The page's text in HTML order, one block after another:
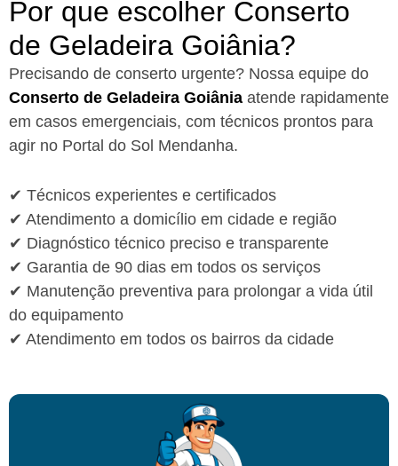
Por que escolher Conserto
de Geladeira Goiânia?​
Precisando de conserto urgente? Nossa equipe do
Conserto de Geladeira Goiânia atende rapidamente
em casos emergenciais, com técnicos prontos para
agir no Portal do Sol Mendanha.
✔ Técnicos experientes e certificados
✔ Atendimento a domicílio em cidade e região
✔ Diagnóstico técnico preciso e transparente
✔ Garantia de 90 dias em todos os serviços
✔ Manutenção preventiva para prolongar a vida útil
do equipamento
✔ Atendimento em todos os bairros da cidade